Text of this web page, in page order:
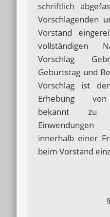
schriftlich
Vorschlagenden
Vorstand
vollständigen
Vorschlag
Geburtstag und
Vorschlag ist
Erhebung von
bekannt zu
innerhalb einer
beim Vorstand